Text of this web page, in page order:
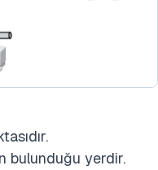
bulunduğu yerdir.